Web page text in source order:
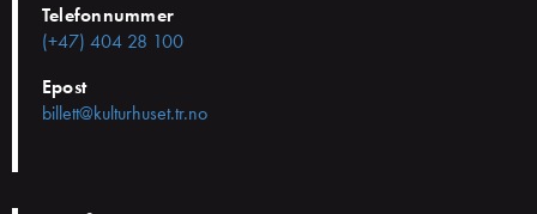
Telefonnummer
(+47) 404 28 100
Epost
billett@kulturhuset.tr.no